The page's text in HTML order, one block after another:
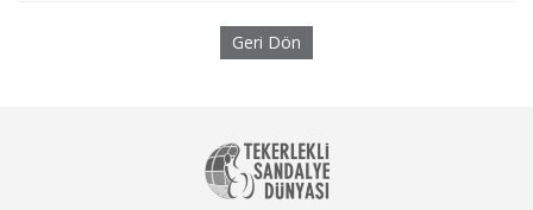
Geri Dön